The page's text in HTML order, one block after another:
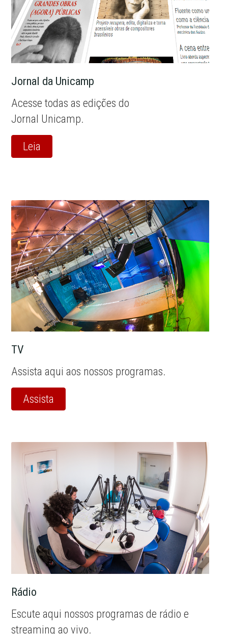
Jornal da Unicamp
Acesse todas as edições do
Jornal Unicamp.
Leia
TV
Assista aqui aos nossos programas.
Assista
Rádio
Escute aqui nossos programas de rádio e
streaming ao vivo.